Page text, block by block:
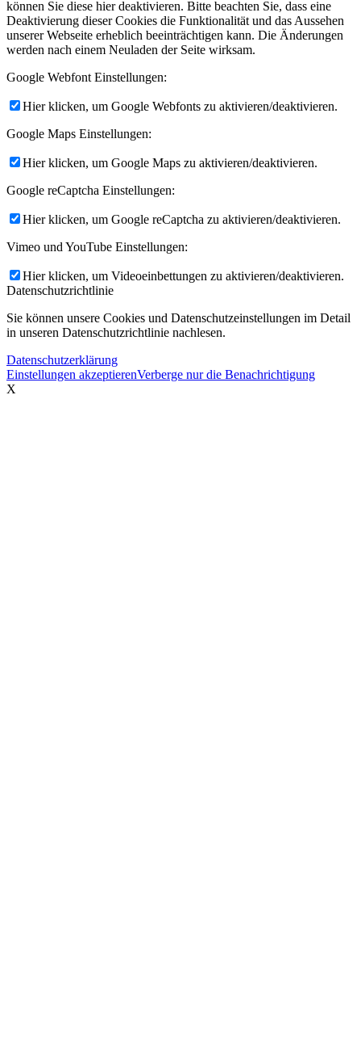
können Sie diese hier deaktivieren. Bitte beachten Sie, dass eine
Deaktivierung dieser Cookies die Funktionalität und das Aussehen
unserer Webseite erheblich beeinträchtigen kann. Die Änderungen
werden nach einem Neuladen der Seite wirksam.
Google Webfont Einstellungen:
Hier klicken, um Google Webfonts zu aktivieren/deaktivieren.
Google Maps Einstellungen:
Hier klicken, um Google Maps zu aktivieren/deaktivieren.
Google reCaptcha Einstellungen:
Hier klicken, um Google reCaptcha zu aktivieren/deaktivieren.
Vimeo und YouTube Einstellungen:
Hier klicken, um Videoeinbettungen zu aktivieren/deaktivieren.
Datenschutzrichtlinie
Sie können unsere Cookies und Datenschutzeinstellungen im Detail
in unseren Datenschutzrichtlinie nachlesen.
Datenschutzerklärung
Einstellungen akzeptierenVerberge nur die Benachrichtigung
X